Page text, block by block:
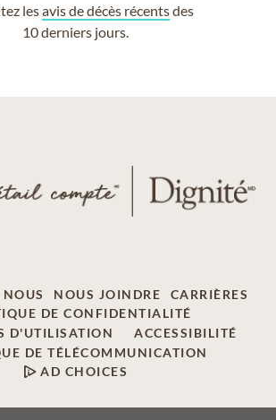
lesavis de décès récentsdes
10 derniers jours.
NOUS JOINDRE
CARRIÈRES
DE CONFIDENTIALITÉ
D'UTILISATION
ACCESSIBILITÉ
DE TÉLÉCOMMUNICATION
AD CHOICES